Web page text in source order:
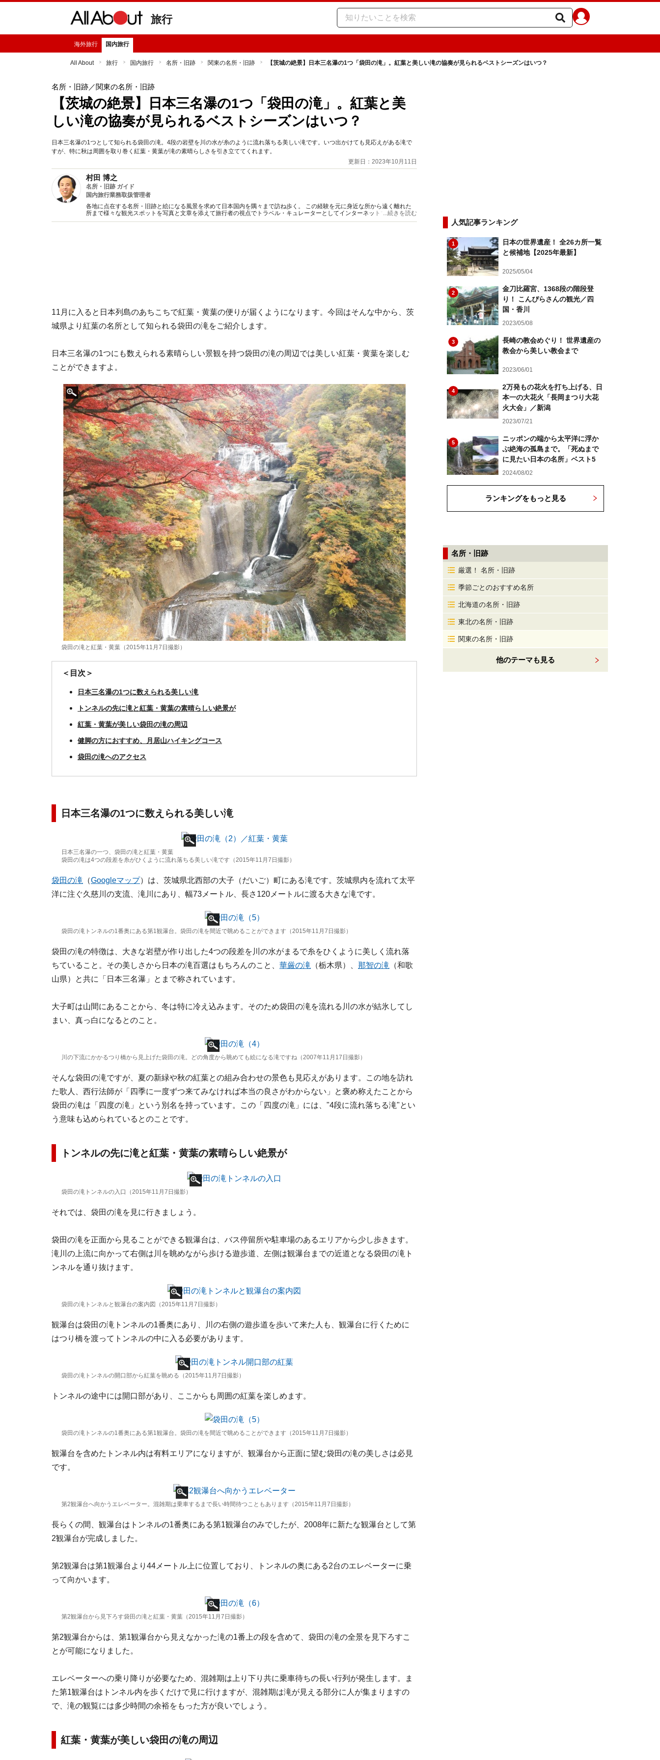
旅行
海外旅行 国内旅行
All About 旅行 国内旅行 名所・旧跡 関東の名所・旧跡 【茨城の絶景】日本三名瀑の1つ「袋田の滝」。紅葉と美しい滝の協奏が見られるベストシーズンはいつ？
名所・旧跡／関東の名所・旧跡
【茨城の絶景】日本三名瀑の1つ「袋田の滝」。紅葉と美
しい滝の協奏が見られるベストシーズンはいつ？
日本三名瀑の1つとして知られる袋田の滝。4段の岩壁を川の水が糸のように流れ落ちる美しい滝です。いつ出かけても見応えがある滝で
すが、特に秋は周囲を取り巻く紅葉・黄葉が滝の素晴らしさを引き立ててくれます。
更新日：2023年10月11日
村田 博之
名所・旧跡 ガイド
国内旅行業務取扱管理者
各地に点在する名所・旧跡と絵になる風景を求めて日本国内を隅々まで訪ね歩く。 この経験を元に身近な所から遠く離れた
所まで様々な観光スポットを写真と文章を添えて旅行者の視点でトラベル・キュレーターとしてインターネットで紹介。 ガ
イドブック、新聞、テレビ、ラジオに随時情報を提供中。 国内旅行業務取扱管理者
...続きを読む
11月に入ると日本列島のあちこちで紅葉・黄葉の便りが届くようになります。今回はそんな中から、茨
城県より紅葉の名所として知られる袋田の滝をご紹介します。
日本三名瀑の1つにも数えられる素晴らしい景観を持つ袋田の滝の周辺では美しい紅葉・黄葉を楽しむ
ことができますよ。
袋田の滝と紅葉・黄葉（2015年11月7日撮影）
＜目次＞
日本三名瀑の1つに数えられる美しい滝
トンネルの先に滝と紅葉・黄葉の素晴らしい絶景が
紅葉・黄葉が美しい袋田の滝の周辺
健脚の方におすすめ、月居山ハイキングコース
袋田の滝へのアクセス
日本三名瀑の1つに数えられる美しい滝
日本三名瀑の一つ、袋田の滝と紅葉・黄葉
袋田の滝は4つの段差を糸がひくように流れ落ちる美しい滝です（2015年11月7日撮影）
袋田の滝 （Googleマップ）は、茨城県北西部の大子（だいご）町にある滝です。茨城県内を流れて太平
洋に注ぐ久慈川の支流、滝川にあり、幅73メートル、長さ120メートルに渡る大きな滝です。
袋田の滝トンネルの1番奥にある第1観瀑台。袋田の滝を間近で眺めることができます（2015年11月7日撮影）
袋田の滝の特徴は、大きな岩壁が作り出した4つの段差を川の水がまるで糸をひくように美しく流れ落
ちていること。その美しさから日本の滝百選はもちろんのこと、 華厳の滝 （栃木県）、 那智の滝 （和歌
山県）と共に「日本三名瀑」とまで称されています。
大子町は山間にあることから、冬は特に冷え込みます。そのため袋田の滝を流れる川の水が結氷してし
まい、真っ白になるとのこと。
川の下流にかかるつり橋から見上げた袋田の滝。どの角度から眺めても絵になる滝ですね（2007年11月17日撮影）
そんな袋田の滝ですが、夏の新緑や秋の紅葉との組み合わせの景色も見応えがあります。この地を訪れ
た歌人、西行法師が「四季に一度ずつ来てみなければ本当の良さがわからない」と褒め称えたことから
袋田の滝は「四度の滝」という別名を持っています。この「四度の滝」には、"4段に流れ落ちる滝"とい
う意味も込められているとのことです。
トンネルの先に滝と紅葉・黄葉の素晴らしい絶景が
袋田の滝トンネルの入口（2015年11月7日撮影）
それでは、袋田の滝を見に行きましょう。
袋田の滝を正面から見ることができる観瀑台は、バス停留所や駐車場のあるエリアから少し歩きます。
滝川の上流に向かって右側は川を眺めながら歩ける遊歩道、左側は観瀑台までの近道となる袋田の滝ト
ンネルを通り抜けます。
袋田の滝トンネルと観瀑台の案内図（2015年11月7日撮影）
観瀑台は袋田の滝トンネルの1番奥にあり、川の右側の遊歩道を歩いて来た人も、観瀑台に行くために
はつり橋を渡ってトンネルの中に入る必要があります。
袋田の滝トンネルの開口部から紅葉を眺める（2015年11月7日撮影）
トンネルの途中には開口部があり、ここからも周囲の紅葉を楽しめます。
袋田の滝トンネルの1番奥にある第1観瀑台。袋田の滝を間近で眺めることができます（2015年11月7日撮影）
観瀑台を含めたトンネル内は有料エリアになりますが、観瀑台から正面に望む袋田の滝の美しさは必見
です。
第2観瀑台へ向かうエレベーター。混雑期は乗車するまで長い時間待つこともあります（2015年11月7日撮影）
長らくの間、観瀑台はトンネルの1番奥にある第1観瀑台のみでしたが、2008年に新たな観瀑台として第
2観瀑台が完成しました。
第2観瀑台は第1観瀑台より44メートル上に位置しており、トンネルの奥にある2台のエレベーターに乗
って向かいます。
第2観瀑台から見下ろす袋田の滝と紅葉・黄葉（2015年11月7日撮影）
第2観瀑台からは、第1観瀑台から見えなかった滝の1番上の段を含めて、袋田の滝の全景を見下ろすこ
とが可能になりました。
エレベーターへの乗り降りが必要なため、混雑期は上り下り共に乗車待ちの長い行列が発生します。ま
た第1観瀑台はトンネル内を歩くだけで見に行けますが、混雑期は滝が見える部分に人が集まりますの
で、滝の観覧には多少時間の余裕をもった方が良いでしょう。
紅葉・黄葉が美しい袋田の滝の周辺
人気記事ランキング
1
日本の世界遺産！ 全26カ所一覧
と候補地【2025年最新】
2025/05/04
2
金刀比羅宮、1368段の階段登
り！ こんぴらさんの観光／四
国・香川
2023/05/08
3
長崎の教会めぐり！ 世界遺産の
教会から美しい教会まで
2023/06/01
4
2万発もの花火を打ち上げる、日
本一の大花火「長岡まつり大花
火大会」／新潟
2023/07/21
5
ニッポンの端から太平洋に浮か
ぶ絶海の孤島まで。「死ぬまで
に見たい日本の名所」ベスト5
2024/08/02
ランキングをもっと見る
名所・旧跡
厳選！ 名所・旧跡
季節ごとのおすすめ名所
北海道の名所・旧跡
東北の名所・旧跡
関東の名所・旧跡
他のテーマも見る